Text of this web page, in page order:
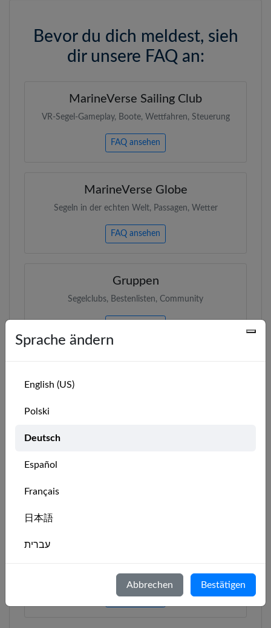
Bevor du dich meldest, sieh
dir unsere FAQ an:
MarineVerse Sailing Club
VR-Segel-Gameplay, Boote, Wettfahren, Steuerung
FAQ ansehen
MarineVerse Globe
Segeln in der echten Welt, Passagen, Wetter
FAQ ansehen
Gruppen
Segelclubs, Bestenlisten, Community
Training, Clubprogramme, Partnerschaften
Überblick über die MarineVerse-Produkte
FAQ ansehen
Sprache ändern
English (US)
Polski
Deutsch
Español
Français
日本語
עברית
Abbrechen Bestätigen